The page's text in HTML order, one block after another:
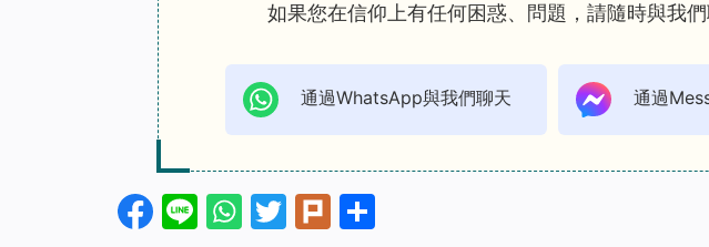
如果您在信仰上有任何困惑、問題，請隨時與我們
通過WhatsApp與我們聊天 通過
Facebook
LineWhatsApp
Twitter
Plurk